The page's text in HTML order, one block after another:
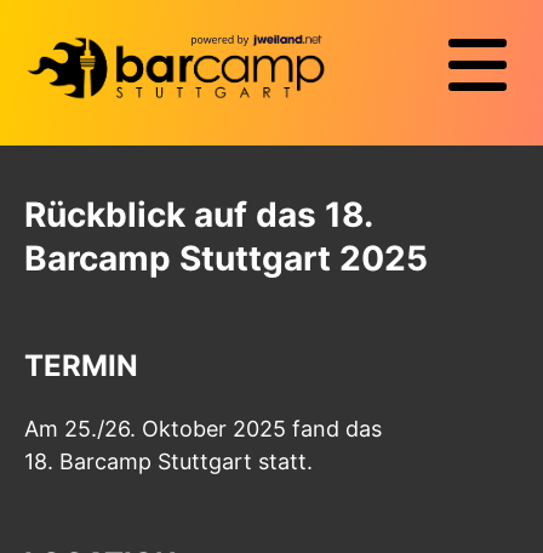
Rückblick auf das 18.
Barcamp Stuttgart 2025
TERMIN
Am 25./26. Oktober 2025 fand das
18. Barcamp Stuttgart statt.